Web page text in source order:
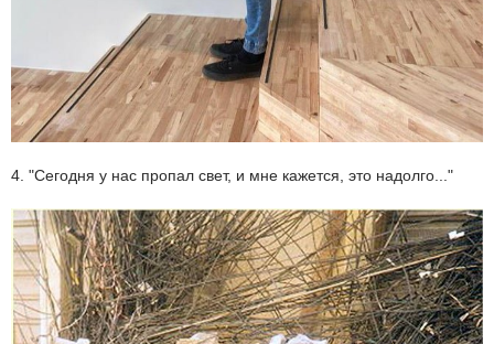
4. "Сегодня у нас пропал свет, и мне кажется, это надолго..."